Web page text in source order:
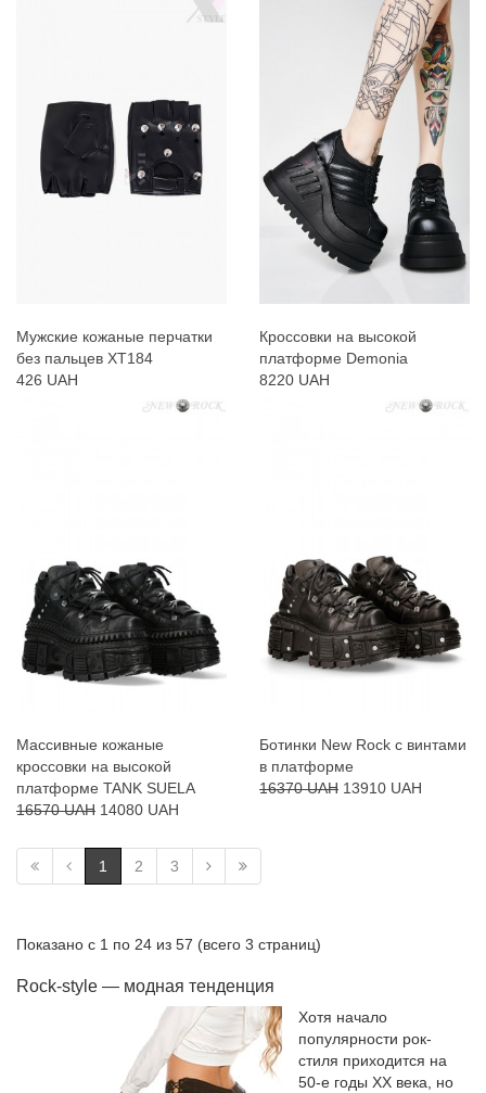
Мужские кожаные перчатки
без пальцев XT184
426 UAH
Кроссовки на высокой
платформе Demonia
8220 UAH
Массивные кожаные
кроссовки на высокой
платформе TANK SUELA
16570 UAH 14080 UAH
Ботинки New Rock с винтами
в платформе
16370 UAH 13910 UAH
1 2 3
Показано с 1 по 24 из 57 (всего 3 страниц)
Rock-style — модная тенденция
Хотя начало
популярности рок-
стиля приходится на
50-е годы ХХ века, но